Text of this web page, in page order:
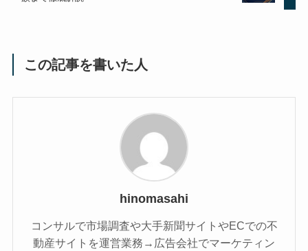
この記事を書いた人
hinomasahi
コンサルで市場調査や大手新聞サイトやECでの不
動産サイトを運営業務→広告会社でマーケティン